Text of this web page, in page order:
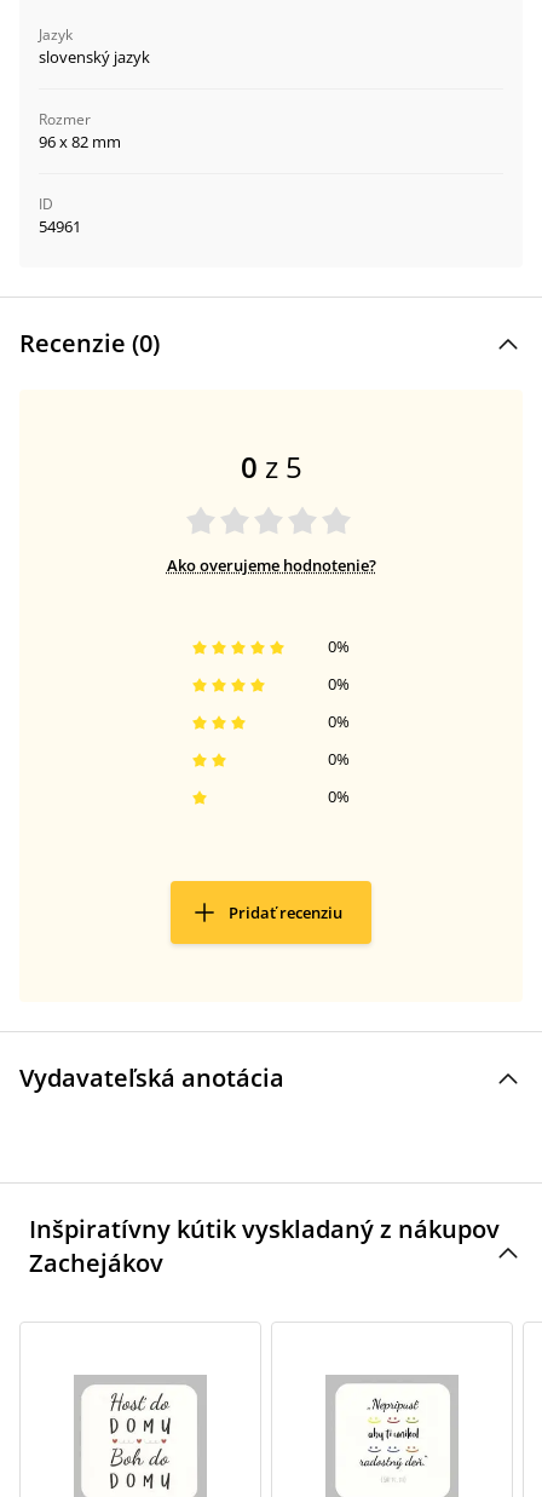
Jazyk
slovenský jazyk
Rozmer
96 x 82 mm
ID
54961
Recenzie (0)
0 z 5
Ako overujeme hodnotenie?
0%
0%
0%
0%
0%
Pridať recenziu
Vydavateľská anotácia
Inšpiratívny kútik vyskladaný z nákupov
Zachejákov